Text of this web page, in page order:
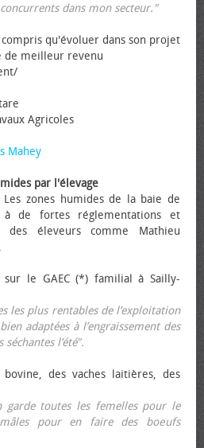
dans mon secteur."
qu'évoluer dans son projet
de meilleur revenu
Agricoles
Mahey
par l'élevage
zones humides de la baie de
à de fortes réglementations et
des éleveurs comme Mathieu
le GAEC (*) familial à Sailly-
les plus rentables de l’exploitation
adaptées à l’engraissement des
l’été".
des vaches laitières, des
garde toutes les femelles pour le
pour en faire des bœufs